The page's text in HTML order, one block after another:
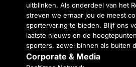
uitblinken. Als onderdeel van het
streven we ernaar jou de meest
sportervaring te bieden. Blijf ons
laatste nieuws en de
sporters, zowel binnen als buiten
Corporate & Media